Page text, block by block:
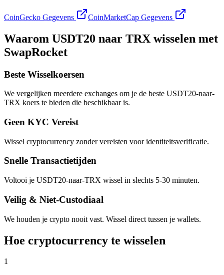
CoinGecko Gegevens CoinMarketCap Gegevens
Waarom USDT20 naar TRX wisselen met
SwapRocket
Beste Wisselkoersen
We vergelijken meerdere exchanges om je de beste USDT20-naar-
TRX koers te bieden die beschikbaar is.
Geen KYC Vereist
Wissel cryptocurrency zonder vereisten voor identiteitsverificatie.
Snelle Transactietijden
Voltooi je USDT20-naar-TRX wissel in slechts 5-30 minuten.
Veilig & Niet-Custodiaal
We houden je crypto nooit vast. Wissel direct tussen je wallets.
Hoe cryptocurrency te wisselen
1